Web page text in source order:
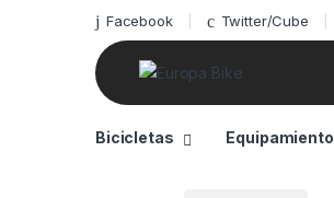
Facebook Twitter/Cube
Bicicletas Equipamiento